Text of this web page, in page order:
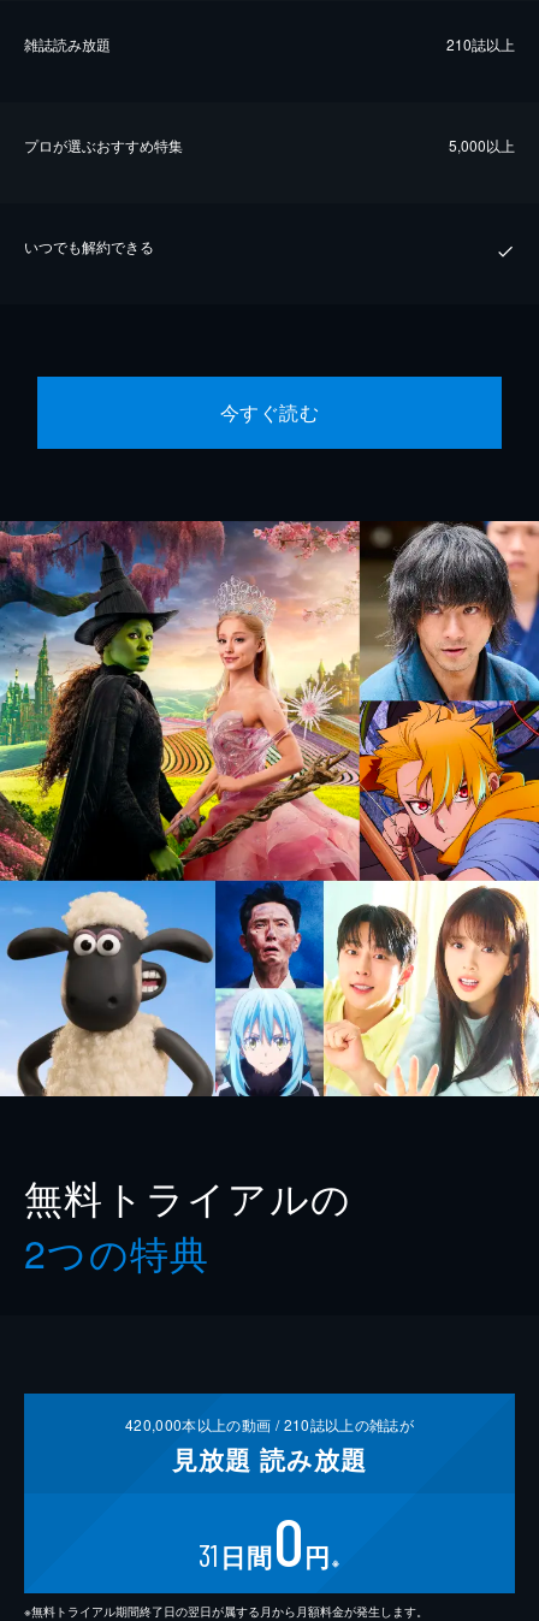
雑誌読み放題 210誌以上
プロが選ぶおすすめ特集 5,000以上
いつでも解約できる
今すぐ読む
無料トライアルの
2つの特典
420,000本以上の動画 /210誌以上の雑誌が
見放題 読み放題
31 日間0円 ※
※無料トライアル期間終了日の翌日が属する月から月額料金が発生します。